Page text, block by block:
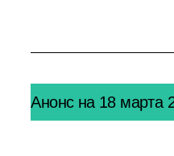
Анонс на 18 марта